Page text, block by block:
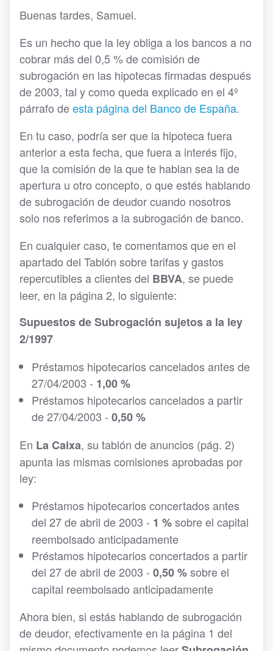
Buenas tardes, Samuel.
Es un hecho que la ley obliga a los bancos a no
cobrar más del 0,5 % de comisión de
subrogación en las hipotecas firmadas después
de 2003, tal y como queda explicado en el 4º
párrafo deesta página del Banco de España.
En tu caso, podría ser que la hipoteca fuera
anterior a esta fecha, que fuera a interés fijo,
que la comisión de la que te hablan sea la de
apertura u otro concepto, o que estés hablando
de subrogación de deudor cuando nosotros
solo nos referimos a la subrogación de banco.
En cualquier caso, te comentamos que en el
apartado del Tablón sobre tarifas y gastos
repercutibles a clientes del BBVA, se puede
leer, en la página 2, lo siguiente:
Supuestos de Subrogación sujetos a la ley
2/1997
Préstamos hipotecarios cancelados antes de
27/04/2003 - 1,00 %
Préstamos hipotecarios cancelados a partir
de 27/04/2003 - 0,50 %
En La Caixa, su tablón de anuncios (pág. 2)
apunta las mismas comisiones aprobadas por
ley:
Préstamos hipotecarios concertados antes
del 27 de abril de 2003 - 1 %sobre el capital
reembolsado anticipadamente
Préstamos hipotecarios concertados a partir
del 27 de abril de 2003 - 0,50 %sobre el
capital reembolsado anticipadamente
Ahora bien, si estás hablando de subrogación
de deudor, efectivamente en la página 1 del